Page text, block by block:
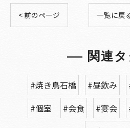
< 前のページ 一覧に戻
関連
#焼き鳥石橋 #昼飲み
#個室
#会食 #宴会